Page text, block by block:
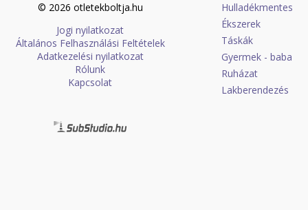
© 2026 otletekboltja.hu
Jogi nyilatkozat
Általános Felhasználási Feltételek
Adatkezelési nyilatkozat
Rólunk
Kapcsolat
Hulladékmentes
Ékszerek
Táskák
Gyermek - baba
Ruházat
Lakberendezés